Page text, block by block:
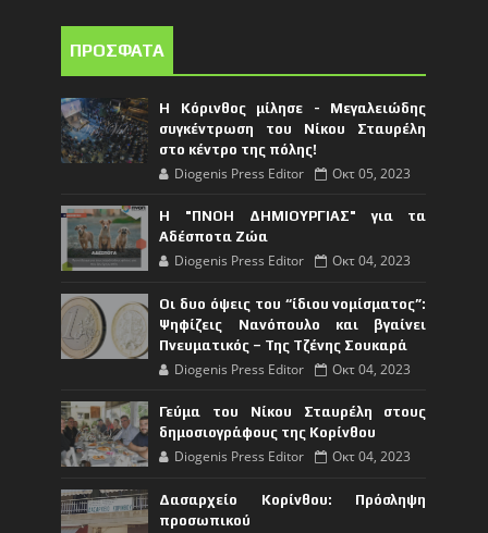
ΠΡΟΣΦΑΤΑ
Η Κόρινθος μίλησε - Μεγαλειώδης
συγκέντρωση του Νίκου Σταυρέλη
στο κέντρο της πόλης!
Diogenis Press Editor Οκτ 05, 2023
Η "ΠΝΟΗ ΔΗΜΙΟΥΡΓΙΑΣ" για τα
Αδέσποτα Ζώα
Diogenis Press Editor Οκτ 04, 2023
Οι δυο όψεις του “ίδιου νομίσματος”:
Ψηφίζεις Νανόπουλο και βγαίνει
Πνευματικός – Της Τζένης Σουκαρά
Diogenis Press Editor Οκτ 04, 2023
Γεύμα του Νίκου Σταυρέλη στους
δημοσιογράφους της Κορίνθου
Diogenis Press Editor Οκτ 04, 2023
Δασαρχείο Κορίνθου: Πρόσληψη
προσωπικού